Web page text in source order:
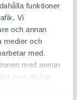
funktioner
Vi
och annan
medier och
med.
med annan
som de har
i de
de
Den utbildning
bättre beakta
Olika fysiska